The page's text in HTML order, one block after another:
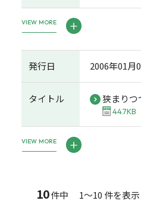
VIEW MORE
発行日 2006年01月
タイトル 狭まり
44.7KB
VIEW MORE
10件中 1～10 件を表示